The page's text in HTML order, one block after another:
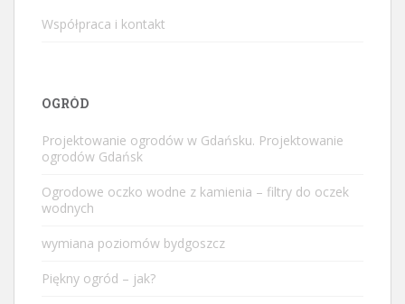
Współpraca i kontakt
OGRÓD
Projektowanie ogrodów w Gdańsku. Projektowanie
ogrodów Gdańsk
Ogrodowe oczko wodne z kamienia – filtry do oczek
wodnych
wymiana poziomów bydgoszcz
Piękny ogród – jak?